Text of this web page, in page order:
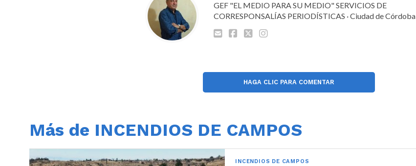
GEF "EL MEDIO PARA SU MEDIO" SERVICIOS DE
CORRESPONSALÍAS PERIODÍSTICAS · Ciudad de Córdoba
HAGA CLIC PARA COMENTAR
Más de INCENDIOS DE CAMPOS
INCENDIOS DE CAMPOS